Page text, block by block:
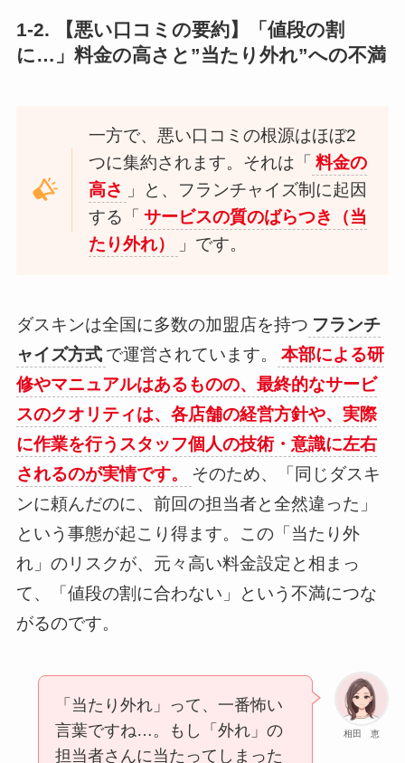
1-2. 【悪い口コミの要約】「値段の割
に…」料金の高さと”当たり外れ”への不満
一方で、悪い口コミの根源はほぼ2
つに集約されます。それは「 料金の
高さ
」と、フランチャイズ制に起因
する「 サービスの質のばらつき（当
たり外れ）
」です。
ダスキンは全国に多数の加盟店を持つ フランチ
ャイズ方式 で運営されています。
本部による研
修やマニュアルはあるものの、最終的なサービ
スのクオリティは、各店舗の経営方針や、実際
に作業を行うスタッフ個人の技術・意識に左右
されるのが実情です。
そのため、「同じダスキ
ンに頼んだのに、前回の担当者と全然違った」
という事態が起こり得ます。この「当たり外
れ」のリスクが、元々高い料金設定と相まっ
て、「値段の割に合わない」という不満につな
がるのです。
相田 恵
「当たり外れ」って、一番怖い
言葉ですね…。もし「外れ」の
担当者さんに当たってしまった